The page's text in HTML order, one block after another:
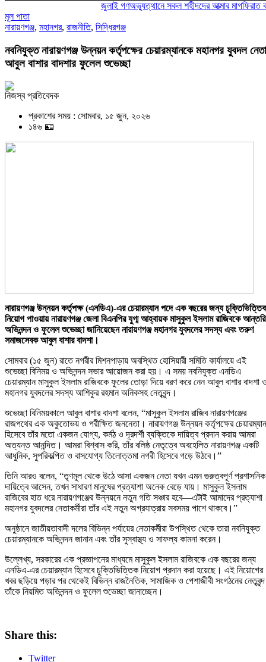
জুলাই গণঅভ্যুত্থানে সকল শহীদদের আত্মার মাগফিরাত কামনায়
মূল পাতা
নারায়ণগঞ্জ, মহানগর, রাজনীতি, সিদ্ধিরগঞ্জ
নবনিযুক্ত নারায়ণগঞ্জ উন্নয়ন কর্তৃপক্ষের চেয়ারম্যানকে মহানগর যুবদল নেতা
আবুল বাশার বাদশার ফুলেল শুভেচ্ছা
নিজস্ব প্রতিবেদক
প্রকাশের সময় : সোমবার, ১৫ জুন, ২০২৬
১৪৬ 🪪
নারায়ণগঞ্জ উন্নয়ন কর্তৃপক্ষ (এনডিএ)-এর চেয়ারম্যান পদে এক বছরের জন্য
নিয়োগ পাওয়ায় নারায়ণগঞ্জ জেলা বিএনপির যুগ্ম আহ্বায়ক মাসুকুল ইসলাম রাজিবকে
অভিনন্দন ও ফুলেল শুভেচ্ছা জানিয়েছেন নারায়ণগঞ্জ মহানগর যুবদলের সদস্য এবং তরুণ
সমাজসেবক আবুল বাশার বাদশা।
সোমবার (১৫ জুন) রাতে নগরীর মিশনপাড়ায় অবস্থিত হোসিয়ারী সমিতি কার্যালয়ে এই
শুভেচ্ছা বিনিময় ও অভিনন্দন সভার আয়োজন করা হয়। এ সময় নবনিযুক্ত এনডিএ
চেয়ারম্যান মাসুকুল ইসলাম রাজিবকে ফুলের তোড়া দিয়ে বরণ করে নেন আবুল বাশার বাদশা
মহানগর যুবদলের সদস্য আশিকুর রহমান অনিকসহ নেতৃবৃন্দ।
শুভেচ্ছা বিনিময়কালে আবুল বাশার বাদশা বলেন, “মাসুকুল ইসলাম রাজিব নারায়ণগঞ্জের
রাজপথের এক অকুতোভয় ও পরীক্ষিত জননেতা। নারায়ণগঞ্জ উন্নয়ন কর্তৃপক্ষের চেয়ারম্যান
হিসেবে তাঁর মতো একজন যোগ্য, কর্মঠ ও দূরদর্শী ব্যক্তিকে দায়িত্ব প্রদান করায় আমরা
অত্যন্ত আনন্দিত। আমরা বিশ্বাস করি, তাঁর বলিষ্ঠ নেতৃত্বে অবহেলিত নারায়ণগঞ্জ একটি
আধুনিক, সুপরিকল্পিত ও বাসযোগ্য তিলোত্তমা নগরী হিসেবে গড়ে উঠবে।”
তিনি আরও বলেন, “তৃণমূল থেকে উঠে আসা একজন নেতা যখন এমন গুরুত্বপূর্ণ প্রশাসনিক
দায়িত্বে আসেন, তখন সাধারণ মানুষের প্রত্যাশা অনেক বেড়ে যায়। মাসুকুল ইসলাম
রাজিবের হাত ধরে নারায়ণগঞ্জের উন্নয়নে নতুন গতি সঞ্চার হবে—এটাই আমাদের
মহানগর যুবদলের নেতাকর্মীরা তাঁর এই নতুন অগ্রযাত্রায় সবসময় পাশে থাকবে।”
অনুষ্ঠানে জাতীয়তাবাদী দলের বিভিন্ন পর্যায়ের নেতাকর্মীরা উপস্থিত থেকে তারা নবনিযুক্ত
চেয়ারম্যানকে অভিনন্দন জানান এবং তাঁর সুস্বাস্থ্য ও সাফল্য কামনা করেন।
উল্লেখ্য, সরকারের এক প্রজ্ঞাপনের মাধ্যমে মাসুকুল ইসলাম রাজিবকে এক বছরের জন্য
এনডিএ-এর চেয়ারম্যান হিসেবে চুক্তিভিত্তিক নিয়োগ প্রদান করা হয়েছে। এই নিয়োগের
খবর ছড়িয়ে পড়ার পর থেকেই বিভিন্ন রাজনৈতিক, সামাজিক ও পেশাজীবী সংগঠনের নেতৃবৃন্দ
তাঁকে নিয়মিত অভিনন্দন ও ফুলেল শুভেচ্ছা জানাচ্ছেন।
Share this:
Twitter